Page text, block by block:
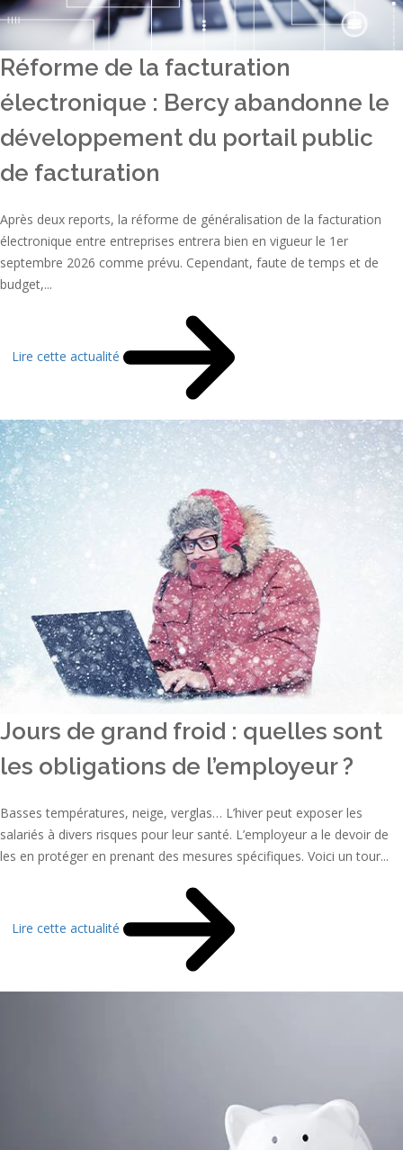
Réforme de la facturation
électronique : Bercy abandonne le
développement du portail public
de facturation
Après deux reports, la réforme de généralisation de la facturation
électronique entre entreprises entrera bien en vigueur le 1er
septembre 2026 comme prévu. Cependant, faute de temps et de
budget,...
Lire cette actualité
Jours de grand froid : quelles sont
les obligations de l’employeur ?
Basses températures, neige, verglas… L’hiver peut exposer les
salariés à divers risques pour leur santé. L’employeur a le devoir de
les en protéger en prenant des mesures spécifiques. Voici un tour...
Lire cette actualité